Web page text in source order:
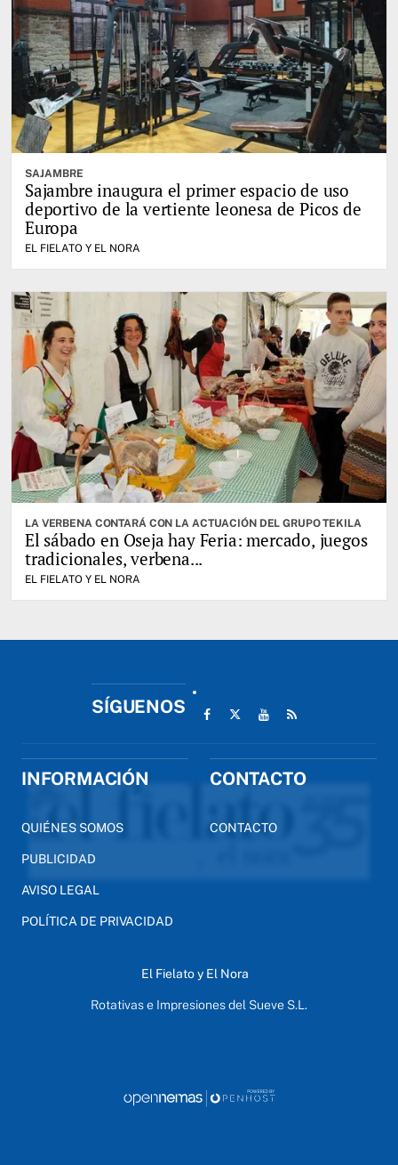
SAJAMBRE
Sajambre inaugura el primer espacio de uso
deportivo de la vertiente leonesa de Picos de
Europa
EL FIELATO Y EL NORA
LA VERBENA CONTARÁ CON LA ACTUACIÓN DEL GRUPO TEKILA
El sábado en Oseja hay Feria: mercado, juegos
tradicionales, verbena...
EL FIELATO Y EL NORA
SÍGUENOS
INFORMACIÓN
QUIÉNES SOMOS
PUBLICIDAD
AVISO LEGAL
POLÍTICA DE PRIVACIDAD
CONTACTO
CONTACTO
El Fielato y El Nora
Rotativas e Impresiones del Sueve S.L.